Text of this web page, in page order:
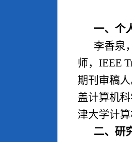
一、个
李香泉
师， IEEE
期刊审稿
盖计算机
津大学计算
二、研